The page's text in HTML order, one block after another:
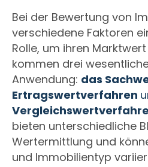
Bei der Bewertung von
verschiedene Faktoren
Rolle, um ihren
kommen drei
Anwendung: das
Ertragswertverfahren
bieten unterschiedliche
Wertermittlung und
und Immobilientyp